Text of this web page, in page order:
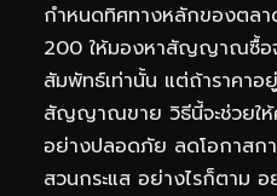
กำหนดทิศทางหลักของตลา
200 ให้มองหาสัญญาณซื้อ
สัมพัทธ์เท่านั้น แต่ถ้าราคาอ
สัญญาณขาย วิธีนี้จะช่วยให้
อย่างปลอดภัย ลดโอกาสก
สวนกระแส อย่างไรก็ตาม